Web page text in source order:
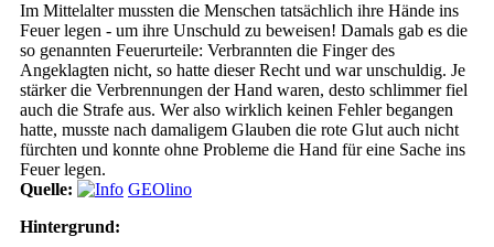
Im Mittelalter mussten die Menschen tatsächlich ihre Hände ins
Feuer legen - um ihre Unschuld zu beweisen! Damals gab es die
so genannten Feuerurteile: Verbrannten die Finger des
Angeklagten nicht, so hatte dieser Recht und war unschuldig. Je
stärker die Verbrennungen der Hand waren, desto schlimmer fiel
auch die Strafe aus. Wer also wirklich keinen Fehler begangen
hatte, musste nach damaligem Glauben die rote Glut auch nicht
fürchten und konnte ohne Probleme die Hand für eine Sache ins
Feuer legen.
Quelle:
GEOlino
Hintergrund: